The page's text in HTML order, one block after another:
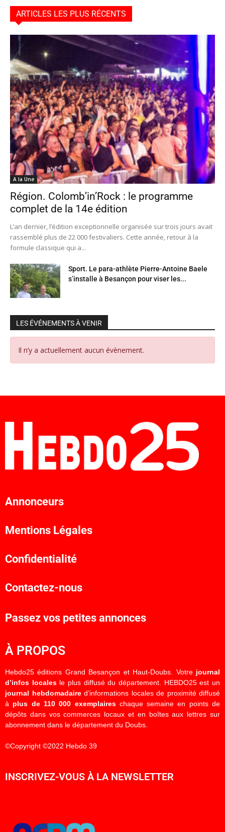
ARTICLES LES PLUS RÉCENTS
A la Une
Région. Colomb’in’Rock : le programme
complet de la 14e édition
L’an dernier, l’édition exceptionnelle organisée sur trois jours avait
rassemblé plus de 22 000 festivaliers. Cette année, retour à la
formule classique qui a...
Sport. Le para-athlète Pierre-Antoine Baele
s’installe à Besançon pour viser les...
LES ÉVÉNEMENTS À VENIR
Il n’y a actuellement aucun évènement.
Annonceurs
Mentions Légales
Confidentialité
Contactez-nous
Passez vos petites annonces
À PROPOS
Hebdo25 éditions Grand Besançon et Haut-Doubs. Votre journal
d’infos localesle plus diffusé du département. HEBDO25 est un
journal hebdomadaired’informations locales de proximité diffusé
à plus de 110 000 exemplaireschaque semaine en points de
dépôts dans vos commerces locaux et en boîtes aux lettres sur
abonnement dans le département du Doubs.
©Copyright ©2022 Hebdo 39
INSCRIVEZ-VOUS À LA NEWSLETTER